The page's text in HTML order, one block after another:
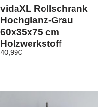
vidaXL Rollschrank
Hochglanz-Grau
60x35x75 cm
Holzwerkstoff
40,99€